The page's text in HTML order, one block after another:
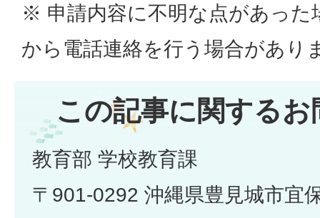
※ 申請内容に不明な点があった
から電話連絡を行う場合があり
この記事に関する
教育部 学校教育課
〒901-0292 沖縄県豊見城市宜